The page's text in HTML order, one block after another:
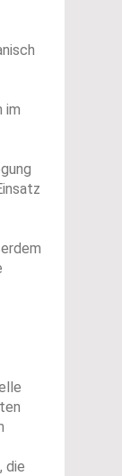
im
die